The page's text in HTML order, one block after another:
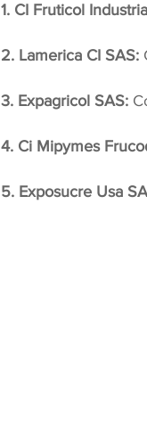
1. CI Fruticol
2. Lamerica CI SAS:
3. Expagricol SAS:
4. Ci Mipymes
5. Exposucre Usa